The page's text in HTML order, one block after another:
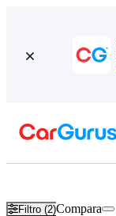
Filtro (2)Compara